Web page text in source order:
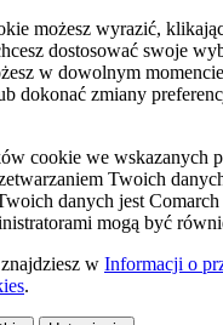
możesz wyrazić,
dostosować swoje
w dowolnym
dokonać zmiany
cookie we wskazanych
Twoich
danych jest
mogą być
w Informacji o
.